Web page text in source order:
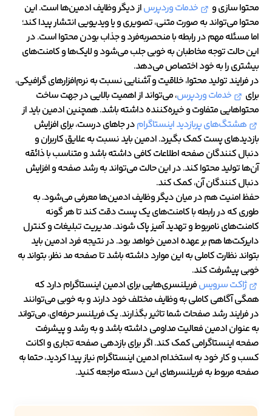
محتوا سازی و خدمات وردپرساز دیگر وظایف ادمین‌ها است. این
محتوا می‌تواند به صورت متنی، تصویری و یا ویدیویی انتشار پیدا کند؛
اما مسئله مهم در رابطه با منحصربه‌فرد و جذاب بودن محتوا است. در
این حالت توجه مخاطبان به خوبی جلب می‌شود و لایک‌ها و کامنت‌های
بیشتری را به خود اختصاص می‌دهد.
در فرایند تولید محتوا، خلاقیت و آشنایی نسبت به نرم‌افزارهای گرافیکی،
برای
خدمات وردپرس، می‌تواند از اهمیت بالایی در جهت ساخت
محتواهایی متفاوت و خیره‌کننده داشته باشد. همچنین ادمین باید از
هشتگ‌های پربازدید اینستاگرامدر جاهای درست، برای افزایش
بازدیدهای پست کمک بگیرد. ادمین باید نسبت به علایق کاربران و
دنبال کنندگان صفحه اطلاعات کافی داشته باشد و متناسب با ذائقه
آن‌ها تولید محتوا کند. در این حالت می‌تواند به رشد صفحه و افزایش
دنبال کنندگان آن، کمک کند.
حفظ امنیت هم در میان دیگر وظایف ادمین‌ها معرفی می‌شود. به
طوری که در رابطه با کامنت‌های یک پست دقت کند تا هر گونه
کامنت‌های نامربوط و تهدید آمیز پاک شوند. مدیریت تبلیغات و کنترل
دایرکت‌ها هم بر عهده ادمین خواهد بود. در نتیجه فرد ادمین باید
بتواند نظارت کاملی به این موارد داشته باشد تا صفحه مد نظر، بتواند به
خوبی پیشرفت کند.
ژاکت سرویسفریلنسری‌هایی برای ادمین اینستاگرام دارد که
همگی آگاهی کاملی به وظایف مختلف خود دارند و به خوبی می‌توانند
در فرایند رشد صفحات شما تاثیر بگذارند. یک فریلنسر حرفه‌ای، می‌تواند
به عنوان ادمین فعالیت مداومی داشته باشد و به رشد و پیشرفت
صفحه اینستاگرامی کمک کند. اگر برای بازدهی صفحه تجاری و اکانت
کسب و کار خود بهاستخدام ادمین اینستاگرامنیاز پیدا کردید، حتما به
صفحه مربوط به فریلنسرهای این دسته مراجعه کنید.